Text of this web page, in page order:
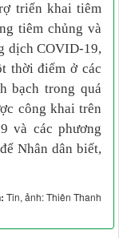
triển khai tiêm
tiêm chủng và
dịch COVID-19,
thời điểm ở các
bạch trong quá
công khai trên
và các phương
Nhân dân biết,
Tin, ảnh: Thiên Thanh